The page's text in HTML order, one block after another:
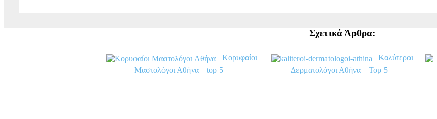
Σχετικά Άρθρα:
Κορυφαίοι
Μαστολόγοι Αθήνα – top 5
Καλύτεροι
Δερματολόγοι Αθήνα – Top 5